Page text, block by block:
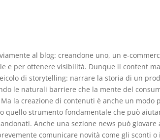
al blog: creandone uno, un e-
e per ottenere visibilità. Dunque il content
di storytelling: narrare la storia di un
le naturali barriere che la mente del
la creazione di contenuti è anche un modo
quello strumento fondamentale che può
Anche una sezione news può
comunicare novità come gli sconti